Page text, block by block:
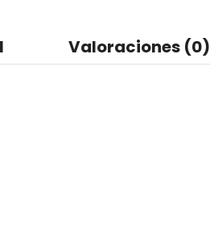
Valoraciones (0)